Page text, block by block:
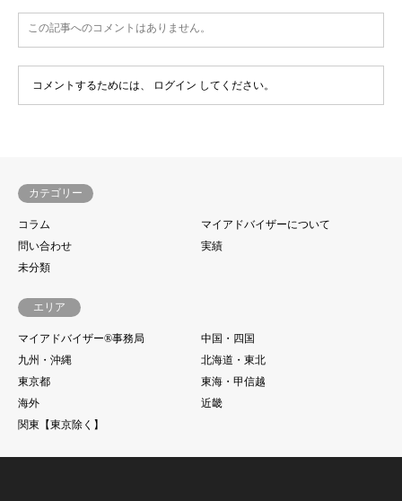
この記事へのコメントはありません。
コメントするためには、 ログイン してください。
カテゴリー
コラム
マイアドバイザーについて
問い合わせ
実績
未分類
エリア
マイアドバイザー®事務局
中国・四国
九州・沖縄
北海道・東北
東京都
東海・甲信越
海外
近畿
関東【東京除く】